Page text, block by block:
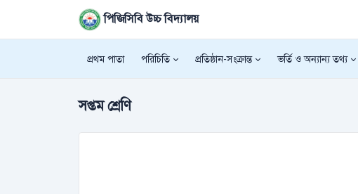
পিজিসিবি উচ্চ বিদ্যালয়
প্রথম পাতা পরিচিতি প্রতিষ্ঠান-সংক্রান্ত ভর্তি ও অন্যান্য তথ্য
সপ্তম শ্রেণি